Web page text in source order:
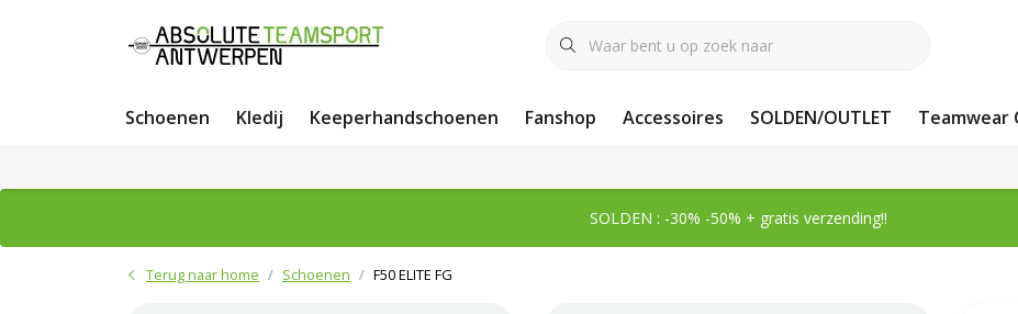
Schoenen Kledij Keeperhandschoenen Fanshop Accessoires SOLDEN/OUTLET Teamwear
SOLDEN : -30% -50% + gratis verzending!!
Terug naar home Schoenen F50 ELITE FG